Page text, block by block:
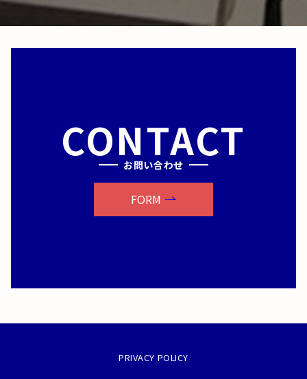
CONTACT
お問い合わせ
FORM
PRIVACY POLICY